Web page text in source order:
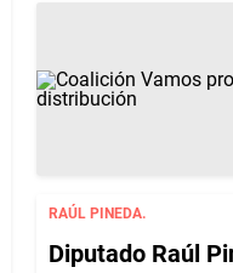
RAÚL PINEDA.
Diputado Raúl